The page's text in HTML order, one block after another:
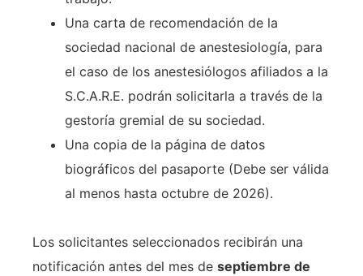
Una carta de recomendación de la
sociedad nacional de anestesiología, para
el caso de los anestesiólogos afiliados a la
S.C.A.R.E. podrán solicitarla a través de la
gestoría gremial de su sociedad.
Una copia de la página de datos
biográficos del pasaporte (Debe ser válida
al menos hasta octubre de 2026).
Los solicitantes seleccionados recibirán una
notificación antes del mes de septiembre de